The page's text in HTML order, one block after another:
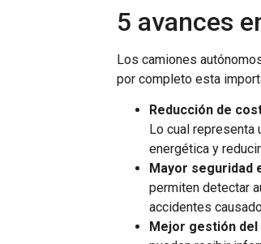
5 avances
Los camiones
por completo esta
Reducción de
Lo cual
energética y
Mayor seguridad
permiten detectar
accidentes
Mejor gestión